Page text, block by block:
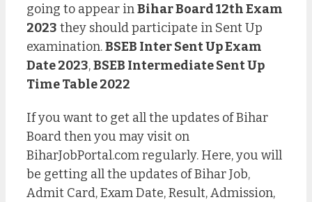
going to appear inBihar Board 12th Exam
2023 they should participate in Sent Up
examination.BSEB Inter Sent Up Exam
Date 2023,BSEB Intermediate Sent Up
Time Table 2022
If you want to get all the updates of Bihar
Board then you may visit on
BiharJobPortal.com regularly. Here, you will
be getting all the updates of Bihar Job,
Admit Card, Exam Date, Result, Admission,